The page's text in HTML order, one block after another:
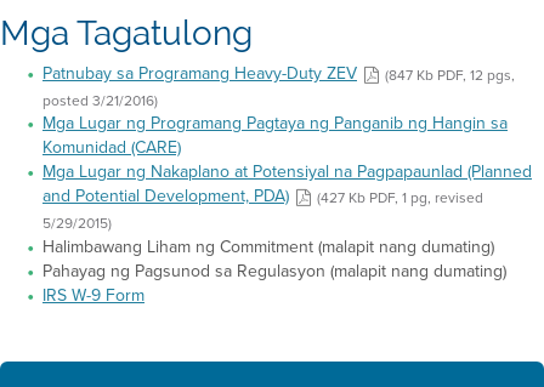
Mga Tagatulong
Patnubay sa Programang Heavy-Duty ZEV
(847 Kb PDF, 12 pgs,
posted 3/21/2016)
Mga Lugar ng Programang Pagtaya ng Panganib ng Hangin sa
Komunidad (CARE)
Mga Lugar ng Nakaplano at Potensiyal na Pagpapaunlad (Planned
and Potential Development, PDA)
(427 Kb PDF, 1 pg, revised
5/29/2015)
Halimbawang Liham ng Commitment (malapit nang dumating)
Pahayag ng Pagsunod sa Regulasyon (malapit nang dumating)
IRS W-9 Form